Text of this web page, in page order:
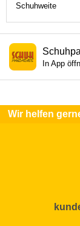
Schuhweite
In App
Wir helfen